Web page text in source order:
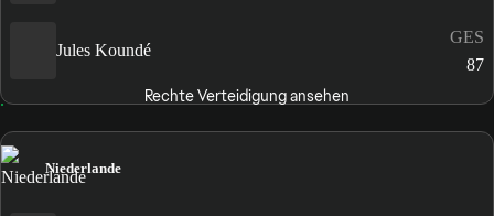
Jules Koundé
GES
87
Rechte Verteidigung ansehen
Niederlande